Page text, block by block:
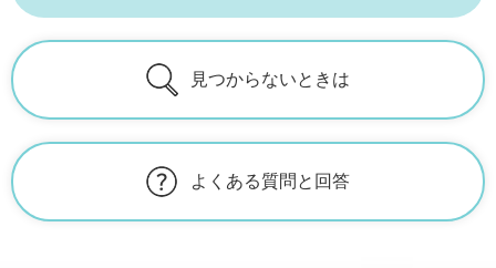
見つからないときは
よくある質問と回答